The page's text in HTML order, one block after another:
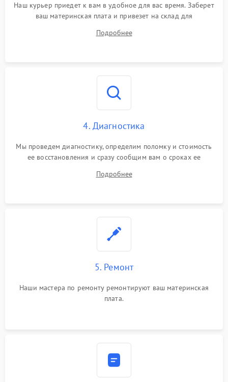
Наш курьер приедет к вам в удобное для вас время. Заберет
ваш материнская плата и привезет на склад для
Подробнее
4. Диагностика
Мы проведем диагностику, определим поломку и стоимость
ее восстановления и сразу сообщим вам о сроках ее
Подробнее
5. Ремонт
Наши мастера по ремонту ремонтируют ваш материнская
плата.